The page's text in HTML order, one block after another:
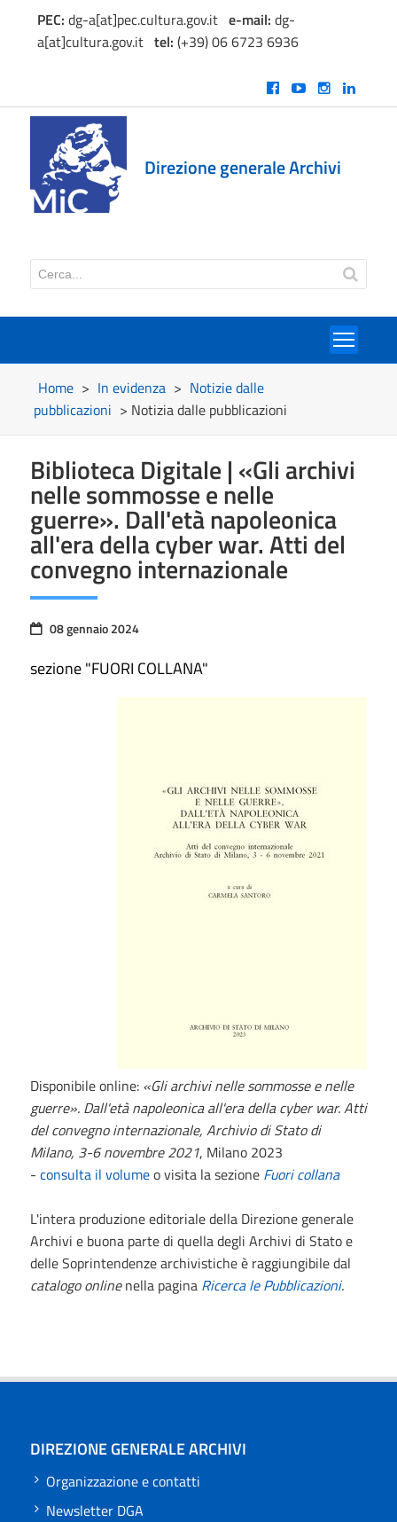
PEC: dg-a[at]pec.cultura.gov.ite-mail: dg-
a[at]cultura.gov.ittel: (+39) 06 6723 6936
Direzione generale Archivi
Home > In evidenza > Notizie dalle
pubblicazioni > Notizia dalle pubblicazioni
Biblioteca Digitale | «Gli archivi
nelle sommosse e nelle
guerre». Dall'età napoleonica
all'era della cyber war. Atti del
convegno internazionale
08 gennaio 2024
sezione "FUORI COLLANA"
Disponibile online: «Gli archivi nelle sommosse e nelle
guerre». Dall'età napoleonica all'era della cyber war. Atti
del convegno internazionale, Archivio di Stato di
Milano, 3-6 novembre 2021, Milano 2023
- consulta il volumeo visita la sezione Fuori collana
L'intera produzione editoriale della Direzione generale
Archivi e buona parte di quella degli Archivi di Stato e
delle Soprintendenze archivistiche è raggiungibile dal
catalogo onlinenella pagina Ricerca le Pubblicazioni.
DIREZIONE GENERALE ARCHIVI
Organizzazione e contatti
Newsletter DGA